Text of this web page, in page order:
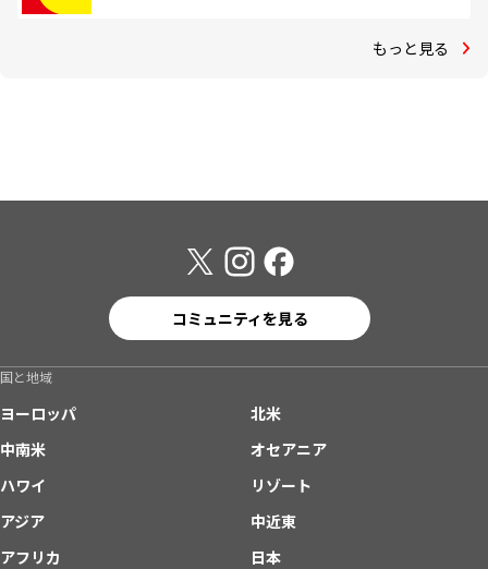
もっと見る
コミュニティを見る
国と地域
ヨーロッパ
北米
中南米
オセアニア
ハワイ
リゾート
アジア
中近東
アフリカ
日本